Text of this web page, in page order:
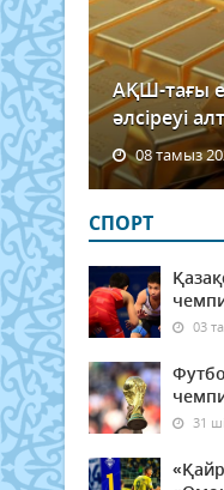
АҚШ-тағы
әлсіреуі
08 тамыз
СПОРТ
03
31